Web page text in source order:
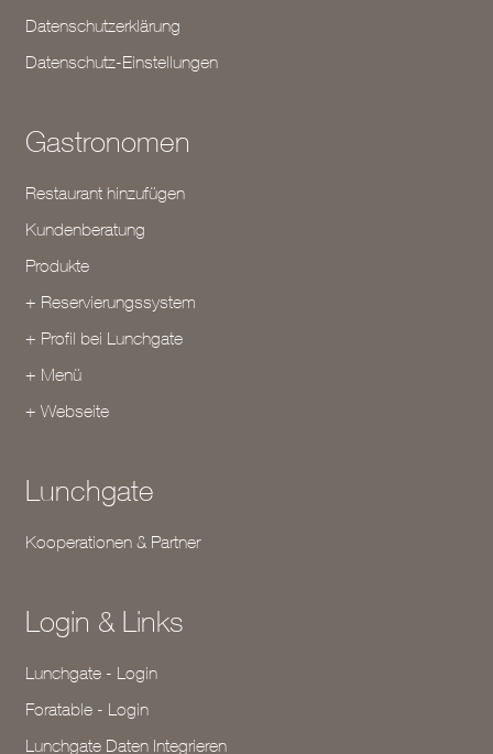
Datenschutzerklärung
Datenschutz-Einstellungen
Gastronomen
Restaurant hinzufügen
Kundenberatung
Produkte
+ Reservierungssystem
+ Profil bei Lunchgate
+ Menü
+ Webseite
Lunchgate
Kooperationen & Partner
Login & Links
Lunchgate - Login
Foratable - Login
Lunchgate Daten Integrieren